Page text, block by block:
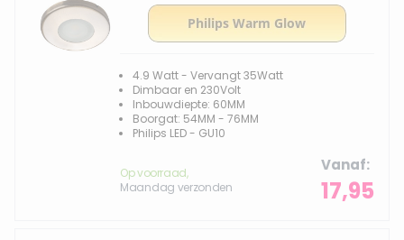
4.9 Watt - Vervangt 35Watt
Dimbaar en 230Volt
Inbouwdiepte: 60MM
Boorgat: 54MM - 76MM
Philips LED - GU10
Op voorraad,
Maandag verzonden
Vanaf
17,95